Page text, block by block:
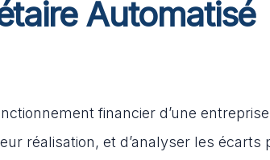
Automatisé
financier d’une
réalisation, et d’analyser les écarts